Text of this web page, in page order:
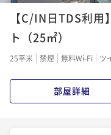
素泊まり 事前決済可
IN
【2泊以上】（お部
【C/IN日TDS利
ト（25㎡）
25平米 禁煙 無料Wi-Fi ツ
部屋詳細